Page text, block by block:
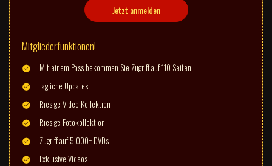
Jetzt anmelden
Mitgliederfunktionen!
Mit einem Pass bekommen Sie Zugriff auf 110 Seiten
Tägliche Updates
Riesige Video Kollektion
Riesige Fotokollektion
Zugriff auf 5.000+ DVDs
Exklusive Videos